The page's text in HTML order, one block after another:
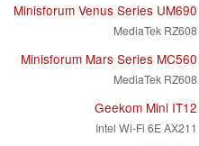
Minisforum Venus Series UM690
MediaTek RZ608
Minisforum Mars Series MC560
MediaTek RZ608
Geekom Mini IT12
Intel Wi-Fi 6E AX211